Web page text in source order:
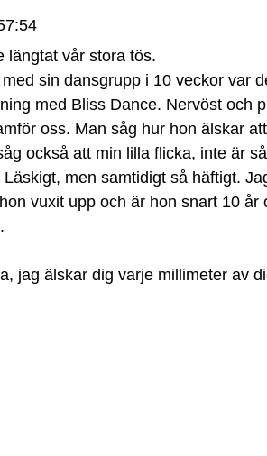
längtat vår stora tös.
sin dansgrupp i 10 veckor var
med Bliss Dance. Nervöst och
oss. Man såg hur hon älskar
också att min lilla flicka, inte är
men samtidigt så häftigt.
vuxit upp och är hon snart 10
jag älskar dig varje millimeter av